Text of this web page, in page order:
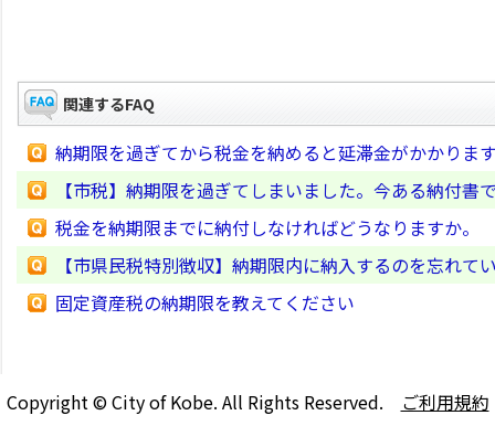
関連するFAQ
納期限を過ぎてから税金を納めると延滞金がかかりま
【市税】納期限を過ぎてしまいました。今ある納付書
税金を納期限までに納付しなければどうなりますか。
【市県民税特別徴収】納期限内に納入するのを忘れ
固定資産税の納期限を教えてください
Copyright © City of Kobe. All Rights Reserved. ご利用規約